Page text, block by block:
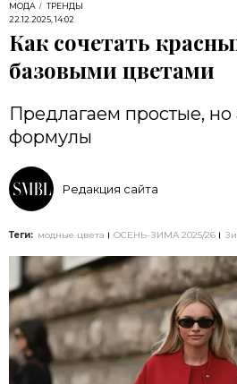
МОДА
ТРЕНДЫ
22.12.2025, 14:02
Как сочетать
базовыми цветами
Предлагаем простые, но
формулы
Редакция сайта
Теги: модные цвета ОСЕНЬ-ЗИМА 2025/26